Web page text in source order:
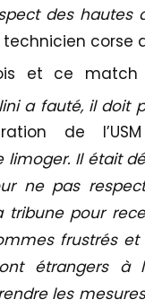
des hautes
technicien
et ce match
a fauté, il doit
de
limoger. Il était
ne pas
pour
frustrés et
étrangers à
les